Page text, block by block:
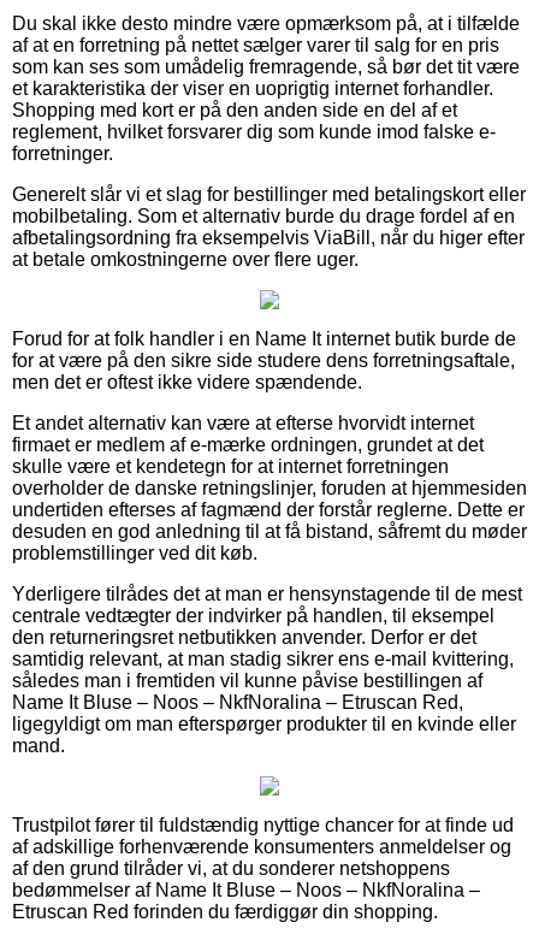
Du skal ikke desto mindre være opmærksom på, at i tilfælde
af at en forretning på nettet sælger varer til salg for en pris
som kan ses som umådelig fremragende, så bør det tit være
et karakteristika der viser en uoprigtig internet forhandler.
Shopping med kort er på den anden side en del af et
reglement, hvilket forsvarer dig som kunde imod falske e-
forretninger.
Generelt slår vi et slag for bestillinger med betalingskort eller
mobilbetaling. Som et alternativ burde du drage fordel af en
afbetalingsordning fra eksempelvis ViaBill, når du higer efter
at betale omkostningerne over flere uger.
Forud for at folk handler i en Name It internet butik burde de
for at være på den sikre side studere dens forretningsaftale,
men det er oftest ikke videre spændende.
Et andet alternativ kan være at efterse hvorvidt internet
firmaet er medlem af e-mærke ordningen, grundet at det
skulle være et kendetegn for at internet forretningen
overholder de danske retningslinjer, foruden at hjemmesiden
undertiden efterses af fagmænd der forstår reglerne. Dette er
desuden en god anledning til at få bistand, såfremt du møder
problemstillinger ved dit køb.
Yderligere tilrådes det at man er hensynstagende til de mest
centrale vedtægter der indvirker på handlen, til eksempel
den returneringsret netbutikken anvender. Derfor er det
samtidig relevant, at man stadig sikrer ens e-mail kvittering,
således man i fremtiden vil kunne påvise bestillingen af
Name It Bluse – Noos – NkfNoralina – Etruscan Red,
ligegyldigt om man efterspørger produkter til en kvinde eller
mand.
Trustpilot fører til fuldstændig nyttige chancer for at finde ud
af adskillige forhenværende konsumenters anmeldelser og
af den grund tilråder vi, at du sonderer netshoppens
bedømmelser af Name It Bluse – Noos – NkfNoralina –
Etruscan Red forinden du færdiggør din shopping.